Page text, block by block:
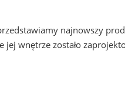
najnowszy
jej wnętrze zostało